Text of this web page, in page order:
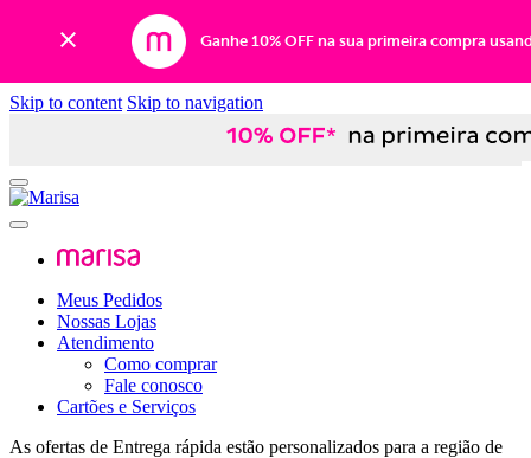
Ganhe 10% OFF na sua primeira compra
Skip to content Skip to navigation
Meus Pedidos
Nossas Lojas
Atendimento
Como comprar
Fale conosco
Cartões e Serviços
As ofertas de Entrega rápida estão personalizados para a região de